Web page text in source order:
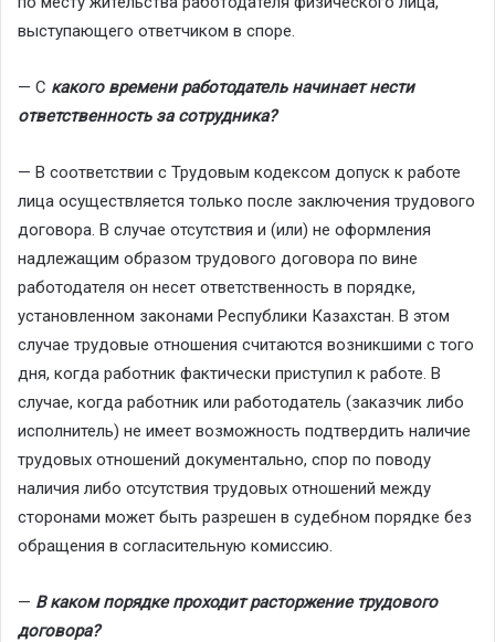
выступающего ответчиком в споре.
— С какого времени работодатель начинает нести
ответственность за сотрудника?
— В соответствии с Трудовым кодексом допуск к работе
лица осуществляется только после заключения трудового
договора. В случае отсутствия и (или) не оформления
надлежащим образом трудового договора по вине
работодателя он несет ответственность в порядке,
установленном законами Республики Казахстан. В этом
случае трудовые отношения считаются возникшими с того
дня, когда работник фактически приступил к работе. В
случае, когда работник или работодатель (заказчик либо
исполнитель) не имеет возможность подтвердить наличие
трудовых отношений документально, спор по поводу
наличия либо отсутствия трудовых отношений между
сторонами может быть разрешен в судебном порядке без
обращения в согласительную комиссию.
— В каком порядке проходит расторжение трудового
договора?